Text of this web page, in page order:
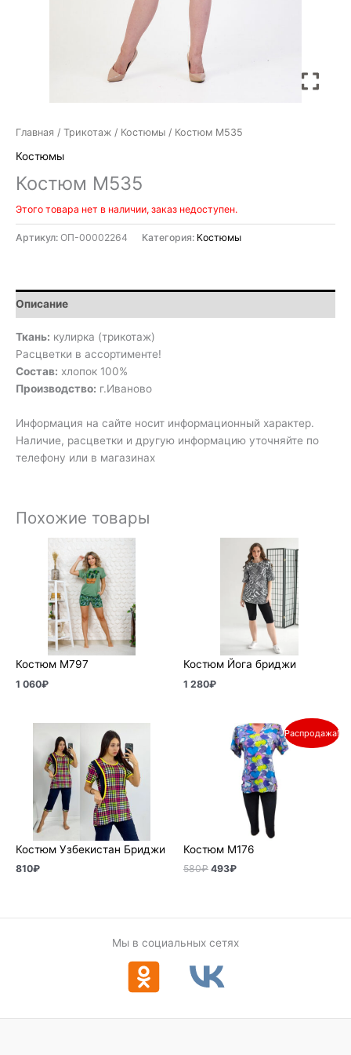
Главная / Трикотаж / Костюмы / Костюм М535
Костюмы
Костюм М535
Этого товара нет в наличии, заказ недоступен.
Артикул: ОП-00002264 Категория: Костюмы
Описание
Ткань: кулирка (трикотаж)
Расцветки в ассортименте!
Состав: хлопок 100%
Производство: г.Иваново
Информация на сайте носит информационный характер.
Наличие, расцветки и другую информацию уточняйте по
телефону или в магазинах
Похожие товары
Костюм М797
1 060₽
Костюм Йога бриджи
1 280₽
Костюм Узбекистан Бриджи
810₽
Распродажа!
Костюм М176
580₽
Первоначальная
цена
составляла
493₽
Текущая
цена:
493₽.
Мы в социальных сетях